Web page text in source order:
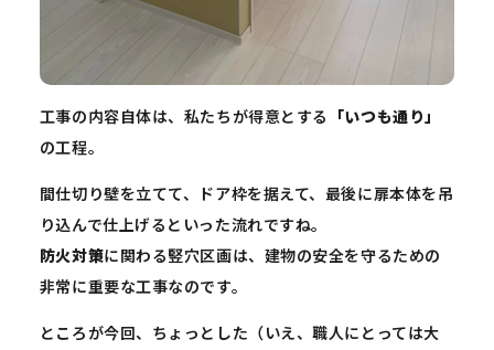
工事の内容自体は、私たちが得意とする 「いつも通り」
の工程。
間仕切り壁を立てて、ドア枠を据えて、最後に扉本体を吊
り込んで仕上げるといった流れですね。
防火対策に関わる竪穴区画は、建物の安全を守るための
非常に重要な工事なのです。
ところが今回、ちょっとした（いえ、職人にとっては大